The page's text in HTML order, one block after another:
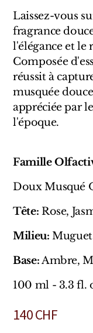
Laissez-vous
fragrance
l'élégance et le
Composée
réussit à
musquée
appréciée par
l'époque.
Famille
Doux Musqué
Tête: Rose,
Milieu: Muguet
Base:Ambre,
100 ml - 3.3 fl.
140CHF
Perris Monte-carlo
Robert Piguet
Sensatio
Trudon
Marques Italiennes
Eau D'Italie
Santa Maria Novella
Profumum Roma
Marques Suisses
Créateur Olfactif
Pernoire
Sam William